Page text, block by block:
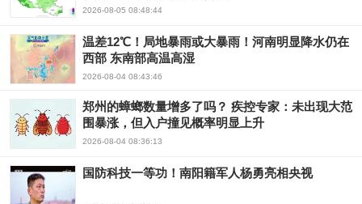
2026-08-05 08:48:44
温差12℃！局地暴雨或大暴雨！河南明显降水仍在
西部 东南部高温高湿
2026-08-04 08:43:46
郑州的蟑螂数量增多了吗？ 疾控专家：未出现大范
围暴涨，但入户撞见概率明显上升
2026-08-04 08:36:13
国防科技一等功！南阳籍军人杨勇亮相央视